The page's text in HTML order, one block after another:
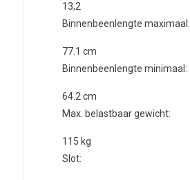
13,2
Binnenbeenlengte maximaal:
77.1 cm
Binnenbeenlengte minimaal:
64.2cm
Max. belastbaar gewicht:
115 kg
Slot: